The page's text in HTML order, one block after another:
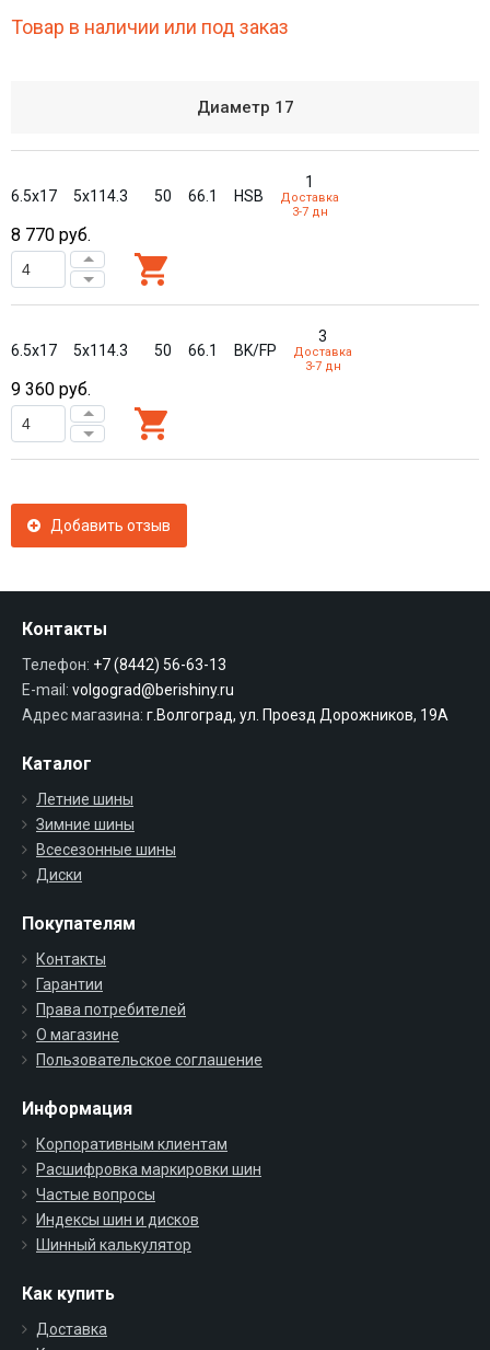
Товар в наличии или под заказ
Диаметр 17
6.5x17 5x114.3 50 66.1 HSB
1
Доставка
3-7 дн
8 770 руб.
6.5x17 5x114.3 50 66.1 BK/FP
3
Доставка
3-7 дн
9 360 руб.
Добавить отзыв
Контакты
Телефон: +7 (8442) 56-63-13
E-mail: volgograd@berishiny.ru
Адрес магазина: г.Волгоград, ул. Проезд Дорожников, 19А
Каталог
Летние шины
Зимние шины
Всесезонные шины
Диски
Покупателям
Контакты
Гарантии
Права потребителей
О магазине
Пользовательское соглашение
Информация
Корпоративным клиентам
Расшифровка маркировки шин
Частые вопросы
Индексы шин и дисков
Шинный калькулятор
Как купить
Доставка